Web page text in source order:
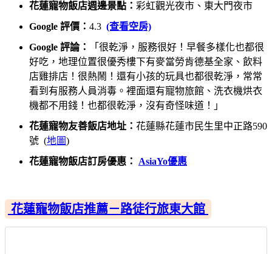
花蓮寵物飯店週邊景點： 彩虹觀光夜市、東大門夜市
Google 評價： 4.3 (查看空房)
Google 評論：
「很乾淨，服務很好！早餐多樣化也都很
好吃，地理位置很優秀樓下有麥當勞肯德基全家、飲料
店雞排店！很熱鬧！還有小孩的玩具也都很乾淨，常常
看到有服務人員消毒。裡面還有寵物旅館、洗衣機烘衣
機都不用錢！也都很乾淨，沒有奇怪味道！」
花蓮寵物友善飯店地址： 花蓮縣花蓮市民生里中正路590
號 (地圖)
花蓮寵物飯店訂房優惠：
AsiaYo優惠
花蓮寵物飯店推薦－路徒行旅東大館